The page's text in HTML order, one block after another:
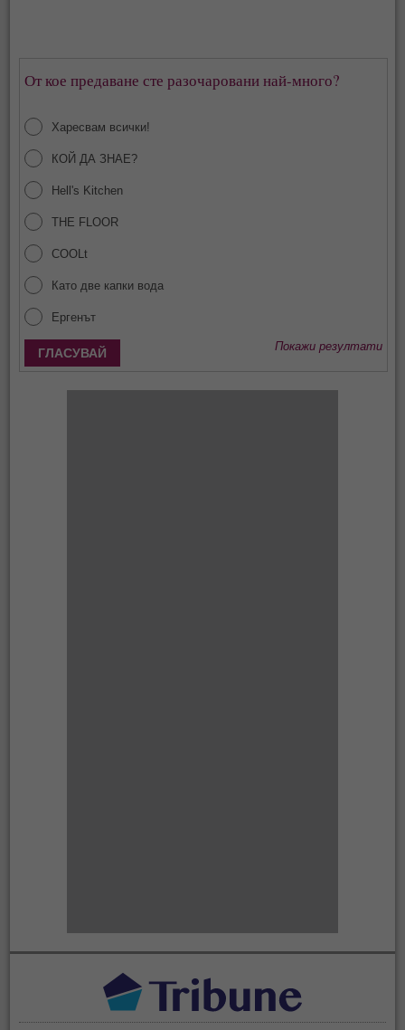
От кое предаване сте разочаровани най-много?
Харесвам всички!
КОЙ ДА ЗНАЕ?
Hell's Kitchen
THE FLOOR
COOLt
Като две капки вода
Ергенът
Покажи резултати